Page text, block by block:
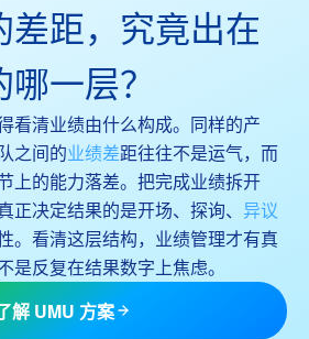
差距，究竟出在
一层？
看清业绩由什么构成。同样的产
之间的业绩差距往往不是运气，而
上的能力落差。把完成业绩拆开
正决定结果的是开场、探询、 异议
。看清这层结构，业绩管理才有真
是反复在结果数字上焦虑。
解 UMU 方案